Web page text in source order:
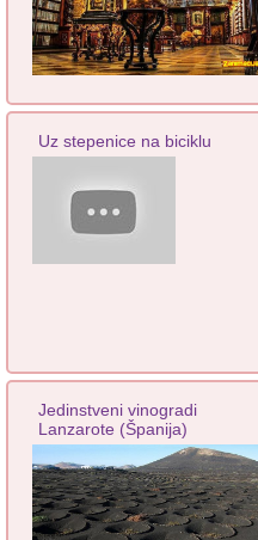
Uz stepenice na biciklu
Jedinstveni vinogradi
Lanzarote (Španija)